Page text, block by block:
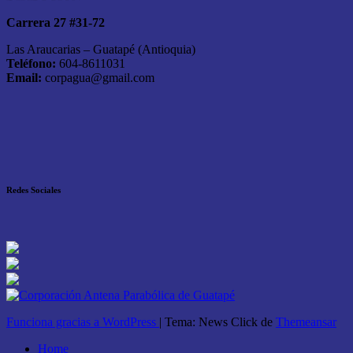
Carrera 27 #31-72
Las Araucarias – Guatapé (Antioquia)
Teléfono: 604-8611031
Email: corpagua@gmail.com
Redes Sociales
Funciona gracias a WordPress | Tema: News Click de Themeansar
Home